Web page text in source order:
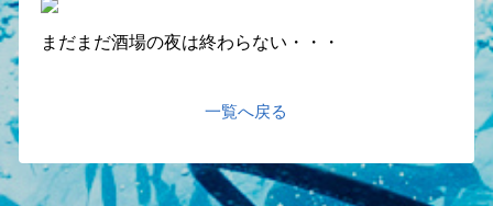
まだまだ酒場の夜は終わらない・・・
一覧へ戻る